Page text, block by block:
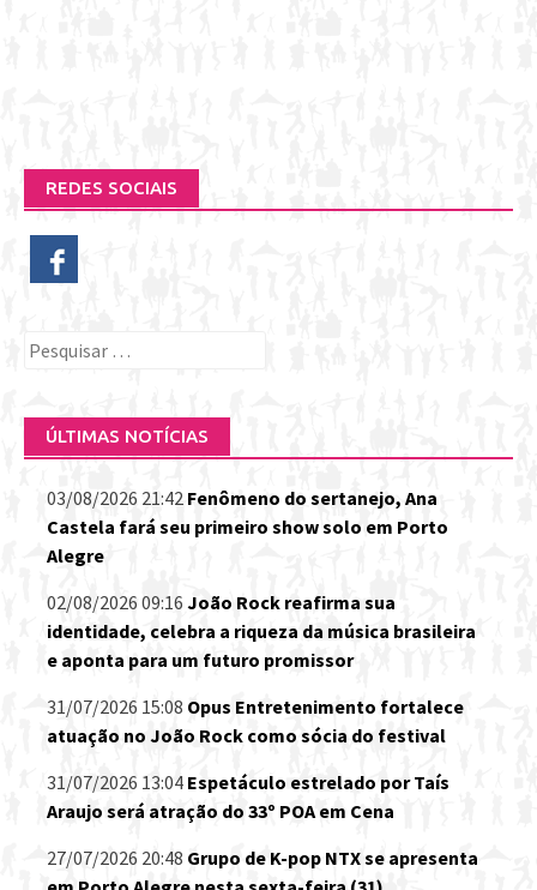
REDES SOCIAIS
Pesquisar
ÚLTIMAS NOTÍCIAS
03/08/2026 21:42 Fenômeno do sertanejo, Ana
Castela fará seu primeiro show solo em Porto
Alegre
02/08/2026 09:16 João Rock reafirma sua
identidade, celebra a riqueza da música brasileira
e aponta para um futuro promissor
31/07/2026 15:08 Opus Entretenimento fortalece
atuação no João Rock como sócia do festival
31/07/2026 13:04 Espetáculo estrelado por Taís
Araujo será atração do 33º POA em Cena
27/07/2026 20:48 Grupo de K-pop NTX se apresenta